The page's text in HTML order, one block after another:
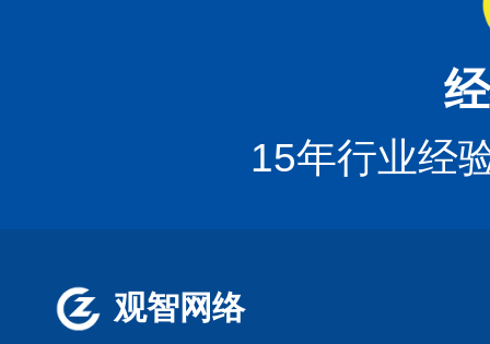
15年行业经
观智网络